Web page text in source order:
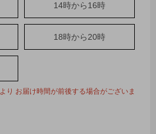
14時から16時
18時から20時
り お届け時間が前後する場合がございま